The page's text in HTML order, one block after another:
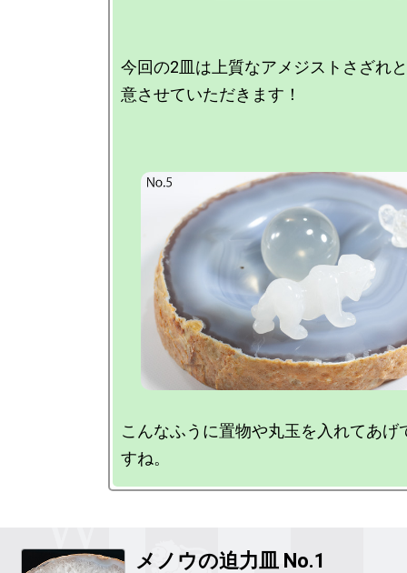
今回の2皿は上質なアメジストさざれ
意させていただきます！
こんなふうに置物や丸玉を入れてあげ
メノウの迫力皿 No.1